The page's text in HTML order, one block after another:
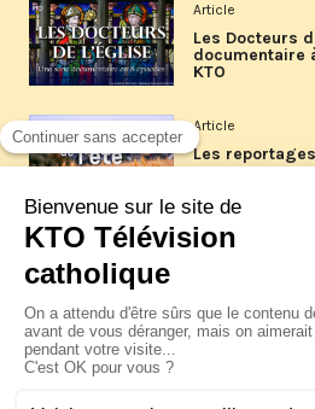
Article
Les Docteurs
documentaire
KTO
Article
Les
Article
La visite
XIV à Assise